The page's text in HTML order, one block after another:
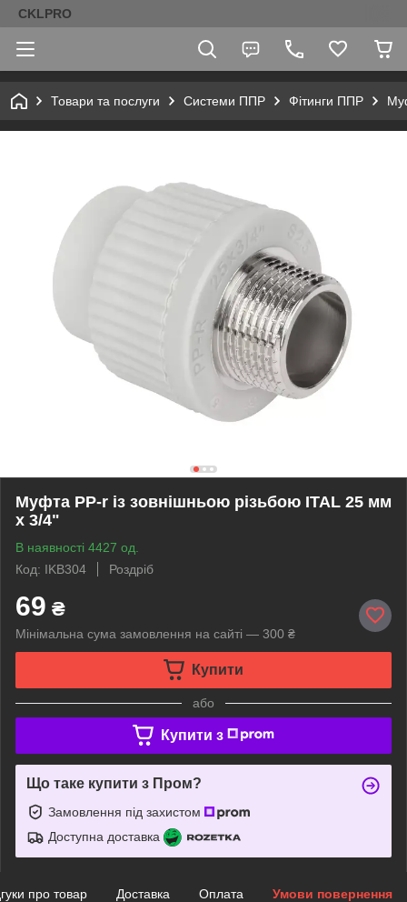
CKLPRO
Товари та послуги Системи ППР Фітинги ППР
Муфта PP-r із зовнішньою різьбою ITAL 25 мм
х 3/4"
В наявності 4427 од.
Код: IKB304
Роздріб
69 ₴
Мінімальна сума замовлення на сайті — 300 ₴
Купити
або
Купити з
Що таке купити з Пром?
Замовлення під захистом
Доступна доставка
про товар Доставка Оплата Умови повернення